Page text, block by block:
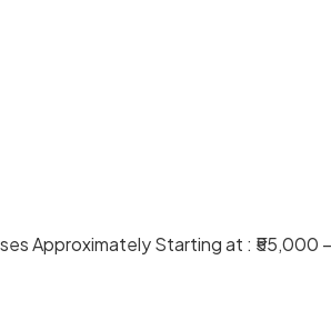
Approximately Starting at : ₹55,000